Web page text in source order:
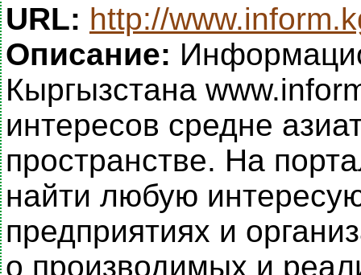
URL: http://
Описание:
Кыргызстана
интересов средне
пространстве. На
найти любую
предприятиях и
о производимых и